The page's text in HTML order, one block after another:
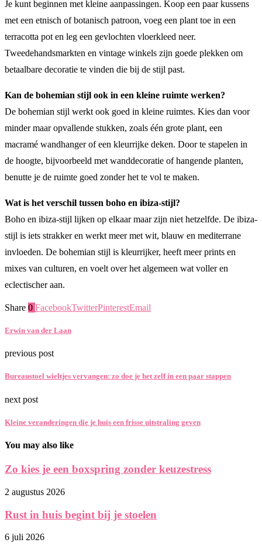
Je kunt beginnen met kleine aanpassingen. Koop een paar kussens
met een etnisch of botanisch patroon, voeg een plant toe in een
terracotta pot en leg een gevlochten vloerkleed neer.
Tweedehandsmarkten en vintage winkels zijn goede plekken om
betaalbare decoratie te vinden die bij de stijl past.
Kan de bohemian stijl ook in een kleine ruimte werken?
De bohemian stijl werkt ook goed in kleine ruimtes. Kies dan voor
minder maar opvallende stukken, zoals één grote plant, een
macramé wandhanger of een kleurrijke deken. Door te stapelen in
de hoogte, bijvoorbeeld met wanddecoratie of hangende planten,
benutte je de ruimte goed zonder het te vol te maken.
Wat is het verschil tussen boho en ibiza-stijl?
Boho en ibiza-stijl lijken op elkaar maar zijn niet hetzelfde. De ibiza-
stijl is iets strakker en werkt meer met wit, blauw en mediterrane
invloeden. De bohemian stijl is kleurrijker, heeft meer prints en
mixes van culturen, en voelt over het algemeen wat voller en
eclectischer aan.
Share 0 FacebookTwitterPinterestEmail
Erwin van der Laan
previous post
Bureaustoel wieltjes vervangen: zo doe je het zelf in een paar stappen
next post
Kleine veranderingen die je huis een frisse uitstraling geven
You may also like
Zo kies je een boxspring zonder keuzestress
2 augustus 2026
Rust in huis begint bij je stoelen
6 juli 2026